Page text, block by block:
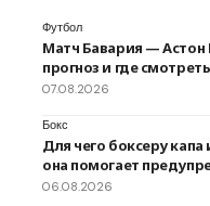
Футбол
Матч Бавария — Астон
прогноз и где
07.08.2026
Бокс
Для чего боксеру
она помогает
06.08.2026